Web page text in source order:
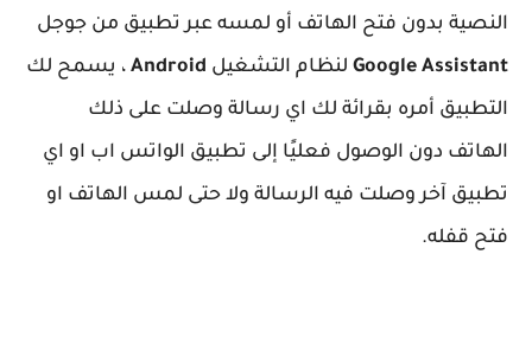
النصية بدون فتح الهاتف أو لمسه عبر تطبيق من جوجل
Google Assistant لنظام التشغيل Android ، يسمح لك
التطبيق أمره بقرائة لك اي رسالة وصلت على ذلك
الهاتف دون الوصول فعليًا إلى تطبيق الواتس اب او اي
تطبيق آخر وصلت فيه الرسالة ولا حتى لمس الهاتف او
فتح قفله.